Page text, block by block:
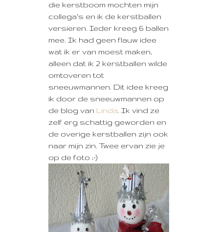
die kerstboom mochten mijn
collega's en ik de kerstballen
versieren. Ieder kreeg 6 ballen
mee. Ik had geen flauw idee
wat ik er van moest maken,
alleen dat ik 2 kerstballen wilde
omtoveren tot
sneeuwmannen. Dit idee kreeg
ik door de sneeuwmannen op
de blog van Linda . Ik vind ze
zelf erg schattig geworden en
de overige kerstballen zijn ook
naar mijn zin. Twee ervan zie je
op de foto ;-)